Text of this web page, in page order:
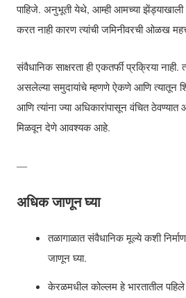
पाहिजे. अनुभूती येथे, आम्ही आमच्या झेंड्याखाली
करत नाही कारण त्यांची जमिनीवरची ओळख
संवैधानिक साक्षरता ही एकतर्फी प्रक्रिया नाही.
असलेल्या समुदायांचे म्हणणे ऐकणे आणि
आणि त्यांना ज्या अधिकारांपासून वंचित
मिळवून देणे आवश्यक आहे.
—
अधिक जाणून घ्या
तळागाळात संवैधानिक मूल्ये कशी
जाणून घ्या.
केरळमधील कोल्लम हे भारतातील पहिले